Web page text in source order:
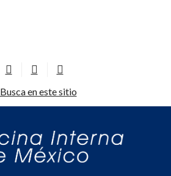
Busca en este sitio